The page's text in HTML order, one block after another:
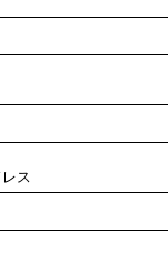
ス